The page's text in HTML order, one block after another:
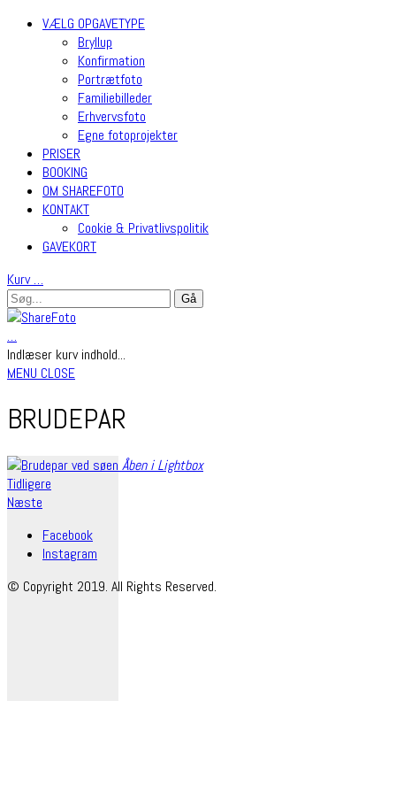
VÆLG OPGAVETYPE
Bryllup
Konfirmation
Portrætfoto
Familiebilleder
Erhvervsfoto
Egne fotoprojekter
PRISER
BOOKING
OM SHAREFOTO
KONTAKT
Cookie & Privatlivspolitik
GAVEKORT
Kurv…
…
Indlæser kurv indhold...
MENU CLOSE
BRUDEPAR
Åben i Lightbox
Tidligere
Næste
Facebook
Instagram
© Copyright 2019. All Rights Reserved.